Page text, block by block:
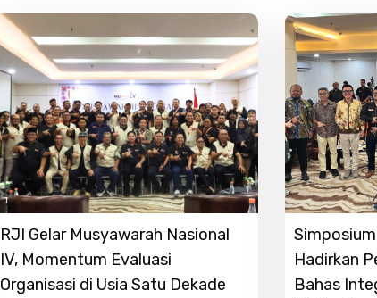
RJI Gelar Musyawarah Nasional
IV, Momentum Evaluasi
Organisasi di Usia Satu Dekade
Hadirkan
Bahas